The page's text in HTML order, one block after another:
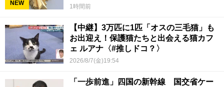
NEW 1時間前
【中継】3万匹に1匹「オスの三毛猫」も
お出迎え！保護猫たちと出会える猫カフ
ェ ルアナ〈#推しドコ？〉
2026/8/7(金)19:54
「一歩前進」四国の新幹線 国交省ケー